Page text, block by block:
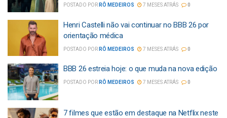
POSTADO POR RÔ MEDEIROS 7 MESES ATRÁS 0
Henri Castelli não vai continuar no BBB 26 por
orientação médica
POSTADO POR RÔ MEDEIROS 7 MESES ATRÁS 0
BBB 26 estreia hoje: o que muda na nova edição
POSTADO POR RÔ MEDEIROS 7 MESES ATRÁS 0
7 filmes que estão em destaque na Netflix neste